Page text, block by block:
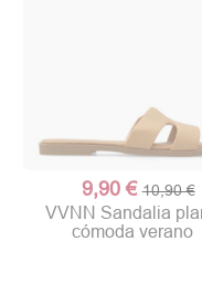
9,90 € 10,90 €
VVNN Sandalia
cómoda verano